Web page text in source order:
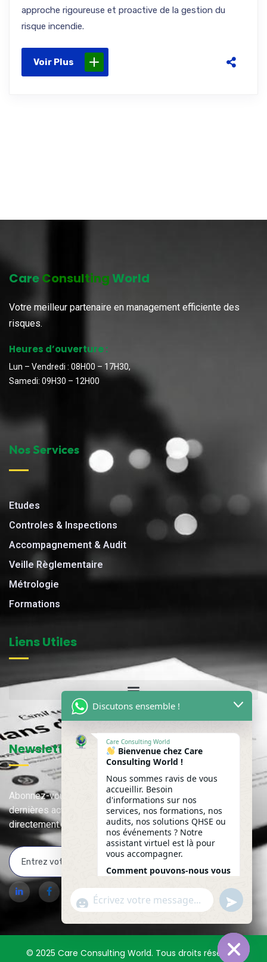
approche rigoureuse et proactive de la gestion du
risque incendie.
Voir Plus
CareConsultingWorld
Votre meilleur partenaire en management efficiente des
risques.
Heures d’ouverture :
Lun – Vendredi : 08H00 – 17H30,
Samedi: 09H30 – 12H00
Nos Services
Etudes
Controles & Inspections
Accompagnement & Audit
Veille Règlementaire
Métrologie
Formations
Liens Utiles
Newsletter
Abonnez-vous à notre newsletter pour recevoir nos
dernières actualités, mises à jour et contenus exclusifs
directement.
© 2025 Care Consulting World. Tous droits réservés.
Discutons ensemble !
Care Consulting World
Bienvenue chez Care
Consulting World !
Nous sommes ravis de vous
accueillir. Besoin
d'informations sur nos
services, nos formations, nos
audits, nos solutions QHSE ou
nos événements ? Notre
assistant virtuel est là pour
vous accompagner.
Comment pouvons-nous vous
"+chaty_settings.lang.emoji_picker+"
WhatsApp Message